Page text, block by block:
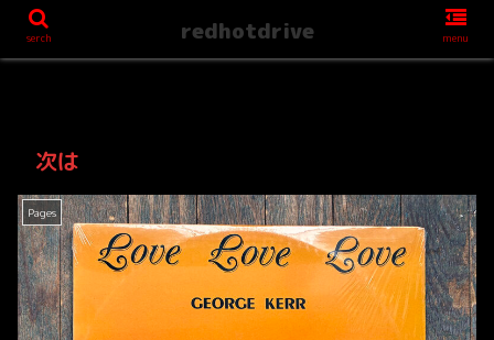
次は
Pages
serch redhotdrive menu